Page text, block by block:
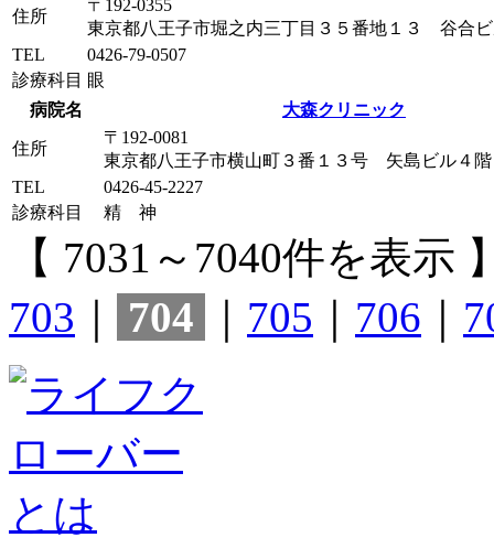
住所
〒192-0355
東京都八王子市堀之内三丁目３５番地１３ 谷合
TEL
0426-79-0507
診療科目 眼
病院名
大森クリニック
住所
〒192-0081
東京都八王子市横山町３番１３号 矢島ビル４階
TEL
0426-45-2227
診療科目
精 神
【 7031～7040件を表示
703
704 705 706